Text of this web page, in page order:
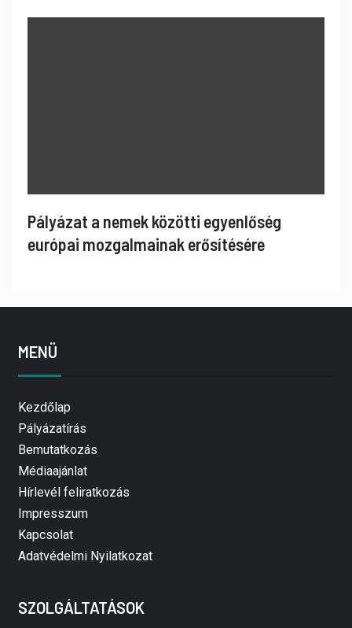
Pályázat a nemek közötti egyenlőség
európai mozgalmainak erősítésére
MENÜ
Kezdőlap
Pályázatírás
Bemutatkozás
Médiaajánlat
Hírlevél feliratkozás
Impresszum
Kapcsolat
Adatvédelmi Nyilatkozat
SZOLGÁLTATÁSOK